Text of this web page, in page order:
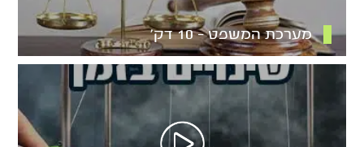
מערכת המשפט – 10 דק’